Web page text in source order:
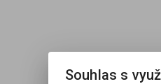
Souhlas s